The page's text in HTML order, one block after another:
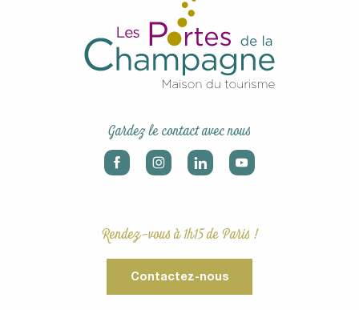
Gardez le contact avec nous
Rendez-vous à 1h15 de Paris !
Contactez-nous